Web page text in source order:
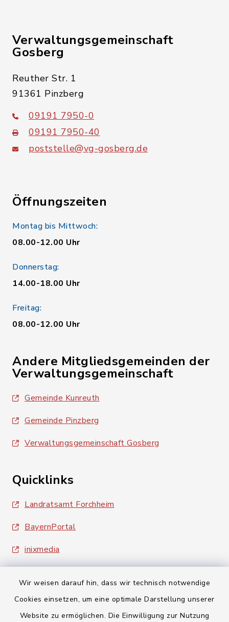
Wir weisen darauf hin, dass wir technisch notwendige
Cookies einsetzen, um eine optimale Darstellung unserer
Website zu ermöglichen. Die Einwilligung zur Nutzung
Verwaltungsgemeinschaft
Gosberg
Reuther Str. 1
91361 Pinzberg
09191 7950-0
09191 7950-40
poststelle@vg-gosberg.de
Öffnungszeiten
Montag bis Mittwoch:
08.00-12.00 Uhr
Donnerstag:
14.00-18.00 Uhr
Freitag:
08.00-12.00 Uhr
Andere Mitgliedsgemeinden der
Verwaltungsgemeinschaft
Gemeinde Kunreuth
Gemeinde Pinzberg
Verwaltungsgemeinschaft Gosberg
Quicklinks
Landratsamt Forchheim
BayernPortal
inixmedia